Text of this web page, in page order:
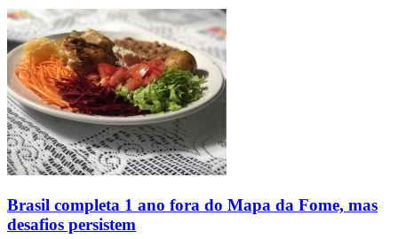
Brasil completa 1 ano fora do Mapa da Fome, mas
desafios persistem